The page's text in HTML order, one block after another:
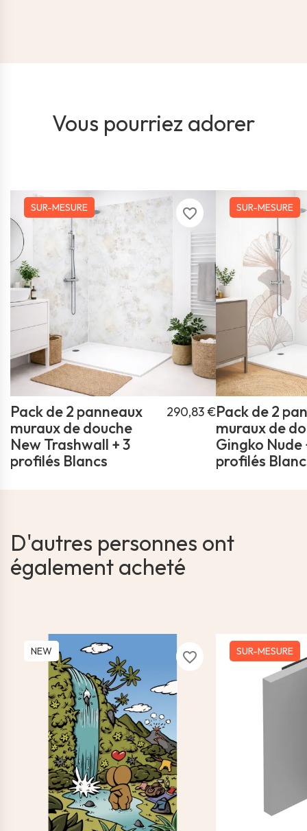
Vous pourriez adorer
favorite_border
Pack de 2 panneaux
muraux de douche
New Trashwall + 3
profilés Blancs
290,83 €
SUR-MESURE
Pack de 2
muraux de
Gingko Nude
profilés
SUR-MESURE
D'autres personnes ont
également acheté
favorite_border
NEW SUR-MESURE